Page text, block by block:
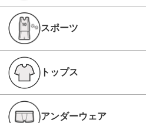
スポーツ
トップス
アンダーウェア